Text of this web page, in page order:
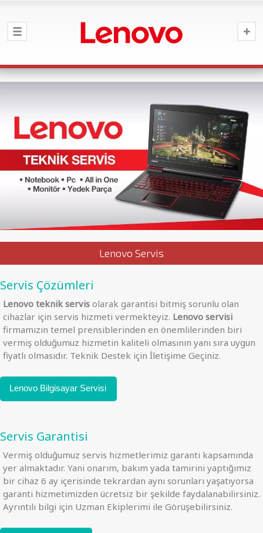
Lenovo Servis
Servis Çözümleri
Lenovo teknik servis olarak garantisi bitmiş sorunlu olan
cihazlar için servis hizmeti vermekteyiz. Lenovo servisi
firmamızın temel prensiblerinden en önemlilerinden biri
vermiş olduğumuz hizmetin kaliteli olmasının yanı sıra uygun
fiyatlı olmasıdır. Teknik Destek için İletişime Geçiniz.
Lenovo Bilgisayar Servisi
Servis Garantisi
Vermiş olduğumuz servis hizmetlerimiz garanti kapsamında
yer almaktadır. Yani onarım, bakım yada tamirini yaptığımız
bir cihaz 6 ay içerisinde tekrardan aynı sorunları yaşatıyorsa
garanti hizmetimizden ücretsiz bir şekilde faydalanabilirsiniz.
Ayrıntılı bilgi için Uzman Ekiplerimi ile Görüşebilirsiniz.